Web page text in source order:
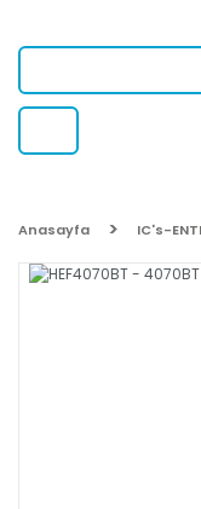
Anasayfa IC's-